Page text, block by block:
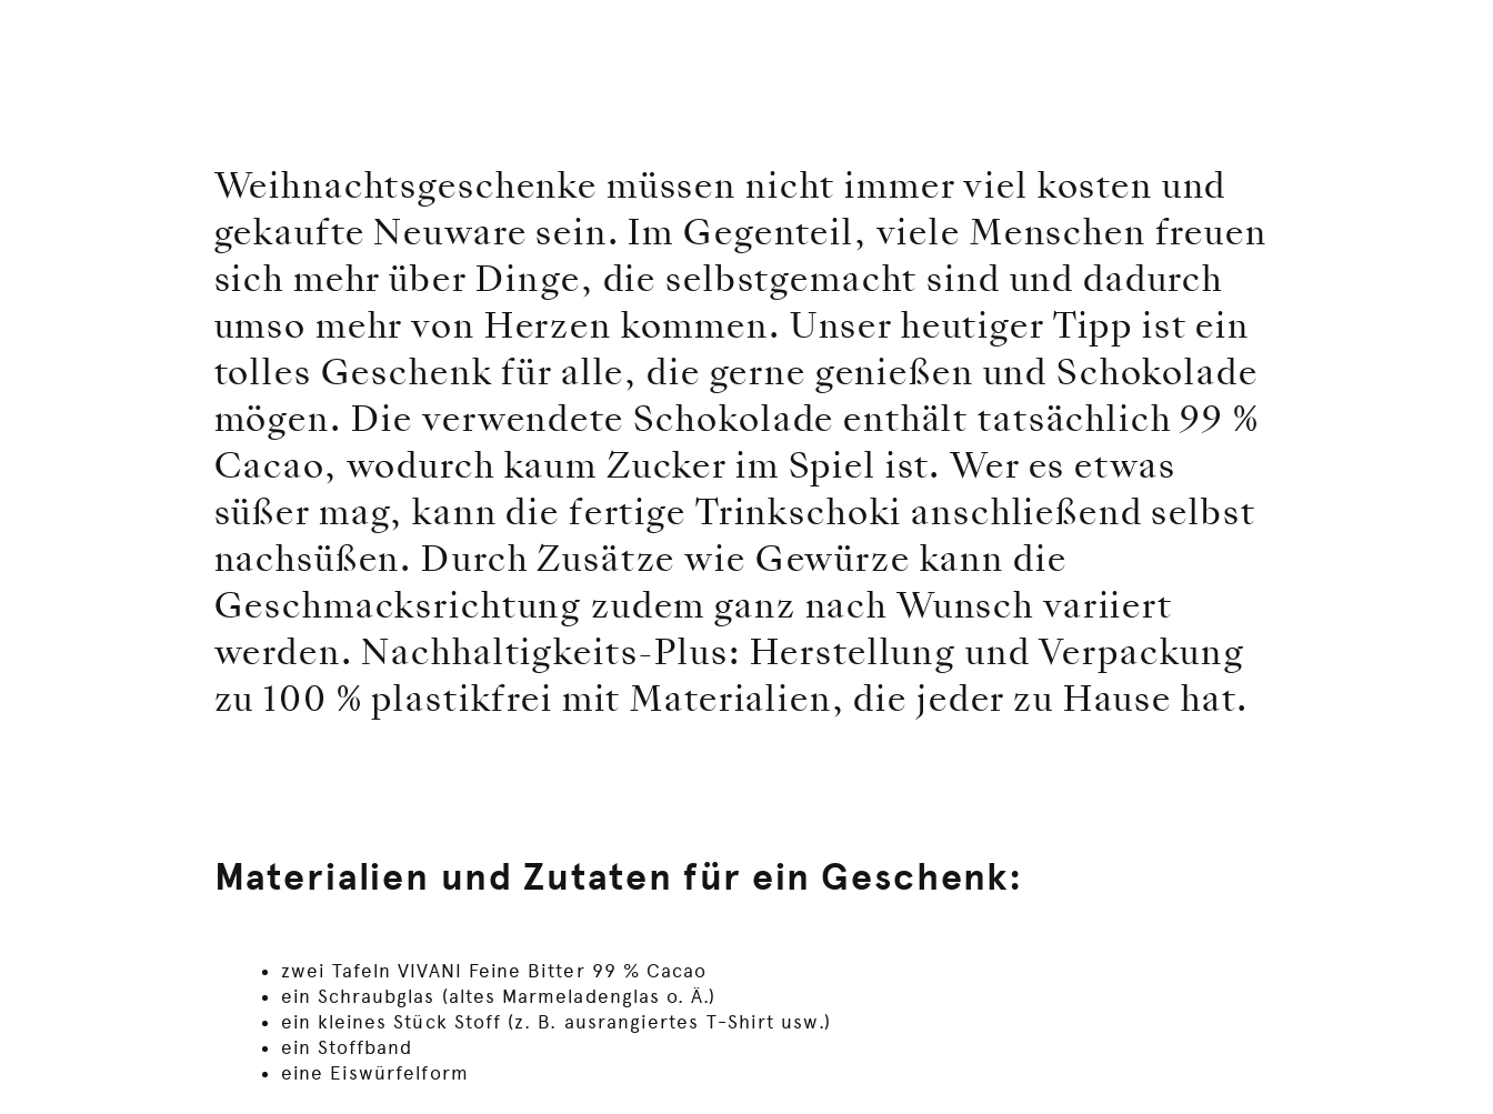
Weihnachtsgeschenke müssen nicht immer viel kosten und
gekaufte Neuware sein. Im Gegenteil, viele Menschen freuen
sich mehr über Dinge, die selbstgemacht sind und dadurch
umso mehr von Herzen kommen. Unser heutiger Tipp ist ein
tolles Geschenk für alle, die gerne genießen und Schokolade
mögen. Die verwendete Schokolade enthält tatsächlich 99 %
Cacao, wodurch kaum Zucker im Spiel ist. Wer es etwas
süßer mag, kann die fertige Trinkschoki anschließend selbst
nachsüßen. Durch Zusätze wie Gewürze kann die
Geschmacksrichtung zudem ganz nach Wunsch variiert
werden. Nachhaltigkeits-Plus: Herstellung und Verpackung
zu 100 % plastikfrei mit Materialien, die jeder zu Hause hat.
Materialien und Zutaten für ein Geschenk:
zwei Tafeln VIVANI Feine Bitter 99 % Cacao
ein Schraubglas (altes Marmeladenglas o. Ä.)
ein kleines Stück Stoff (z. B. ausrangiertes T-Shirt usw.)
ein Stoffband
eine Eiswürfelform